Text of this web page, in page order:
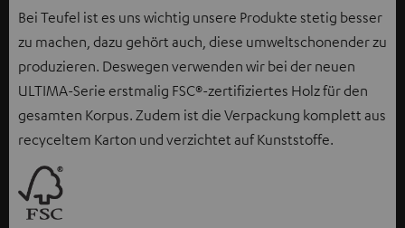
Bei Teufel ist es uns wichtig unsere Produkte stetig besser
zu machen, dazu gehört auch, diese umweltschonender zu
produzieren. Deswegen verwenden wir bei der neuen
ULTIMA-Serie erstmalig FSC®-zertifiziertes Holz für den
gesamten Korpus. Zudem ist die Verpackung komplett aus
recyceltem Karton und verzichtet auf Kunststoffe.